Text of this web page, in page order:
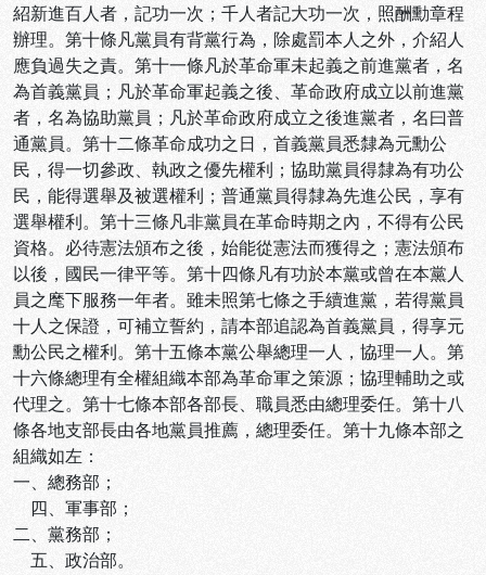
紹新進百人者，記功一次；千人者記大功一次，照酬勳章程
辦理。第十條凡黨員有背黨行為，除處罰本人之外，介紹人
應負過失之責。第十一條凡於革命軍未起義之前進黨者，名
為首義黨員；凡於革命軍起義之後、革命政府成立以前進黨
者，名為協助黨員；凡於革命政府成立之後進黨者，名曰普
通黨員。第十二條革命成功之日，首義黨員悉隸為元勳公
民，得一切參政、執政之優先權利；協助黨員得隸為有功公
民，能得選舉及被選權利；普通黨員得隸為先進公民，享有
選舉權利。第十三條凡非黨員在革命時期之內，不得有公民
資格。必待憲法頒布之後，始能從憲法而獲得之；憲法頒布
以後，國民一律平等。第十四條凡有功於本黨或曾在本黨人
員之麾下服務一年者。雖未照第七條之手續進黨，若得黨員
十人之保證，可補立誓約，請本部追認為首義黨員，得享元
勳公民之權利。第十五條本黨公舉總理一人，協理一人。第
十六條總理有全權組織本部為革命軍之策源；協理輔助之或
代理之。第十七條本部各部長、職員悉由總理委任。第十八
條各地支部長由各地黨員推薦，總理委任。第十九條本部之
組織如左：
一、總務部；
四、軍事部；
二、黨務部；
五、政治部。